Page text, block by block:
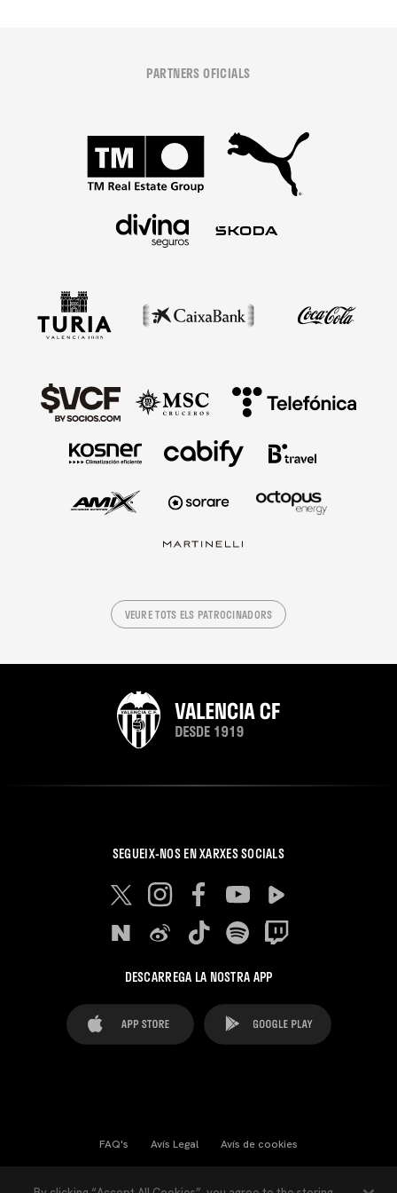
PARTNERS OFICIALS
VEURE TOTS ELS PATROCINADORS
SEGUEIX-NOS EN XARXES SOCIALS
DESCARREGA LA NOSTRA APP
FAQ's Avís Legal Avís de cookies